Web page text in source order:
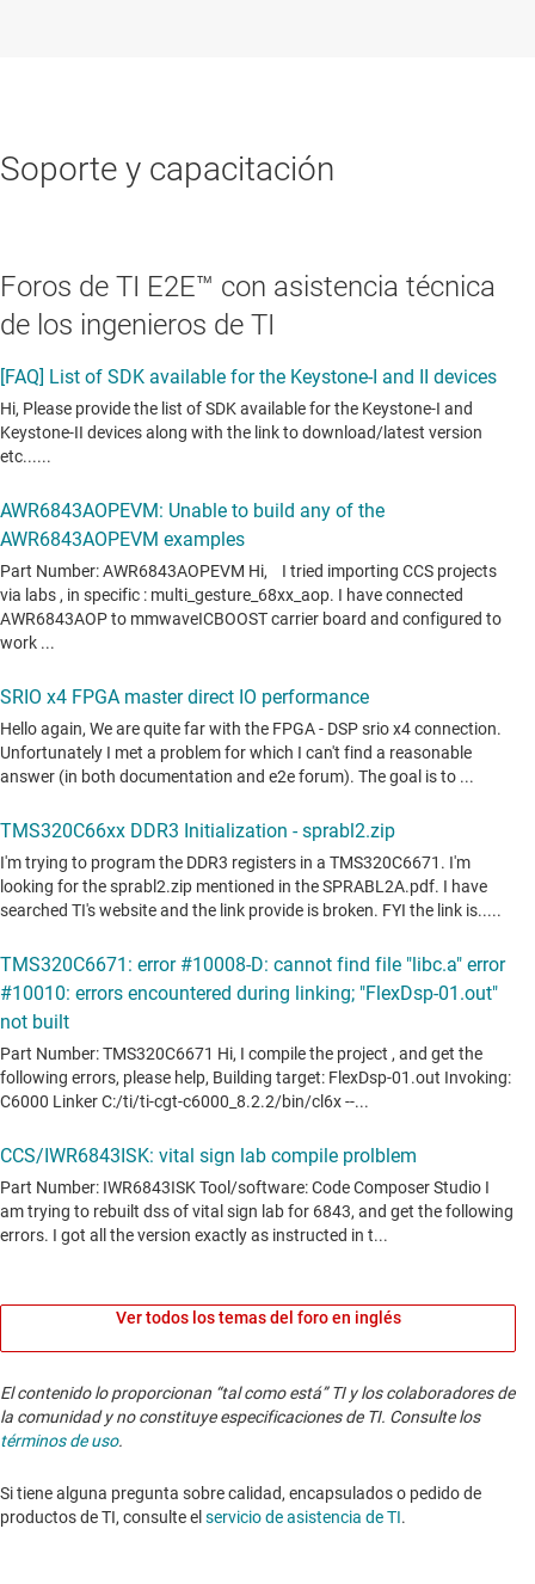
Soporte y capacitación
Foros de TI E2E™ con asistencia técnica
de los ingenieros de TI
Ver todos los temas del foro en inglés
El contenido lo proporcionan “tal como está” TI y los colaboradores de
la comunidad y no constituye especificaciones de TI. Consulte los
términos de uso.
Si tiene alguna pregunta sobre calidad, encapsulados o pedido de
productos de TI, consulte elservicio de asistencia de TI. ​​​​​​​​​​​​​​